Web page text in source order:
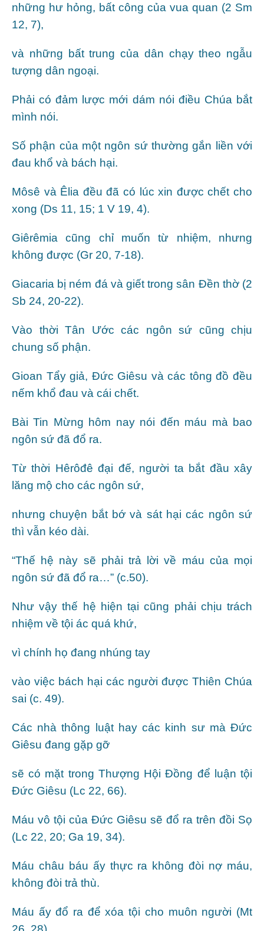
những hư hỏng, bất công của vua quan (2 Sm
12, 7),
và những bất trung của dân chạy theo ngẫu
tượng dân ngoại.
Phải có đảm lược mới dám nói điều Chúa bắt
mình nói.
Số phận của một ngôn sứ thường gắn liền với
đau khổ và bách hại.
Môsê và Êlia đều đã có lúc xin được chết cho
xong (Ds 11, 15; 1 V 19, 4).
Giêrêmia cũng chỉ muốn từ nhiệm, nhưng
không được (Gr 20, 7-18).
Giacaria bị ném đá và giết trong sân Đền thờ (2
Sb 24, 20-22).
Vào thời Tân Ước các ngôn sứ cũng chịu
chung số phận.
Gioan Tẩy giả, Đức Giêsu và các tông đồ đều
nếm khổ đau và cái chết.
Bài Tin Mừng hôm nay nói đến máu mà bao
ngôn sứ đã đổ ra.
Từ thời Hêrôđê đại đế, người ta bắt đầu xây
lăng mộ cho các ngôn sứ,
nhưng chuyện bắt bớ và sát hại các ngôn sứ
thì vẫn kéo dài.
“Thế hệ này sẽ phải trả lời về máu của mọi
ngôn sứ đã đổ ra…” (c.50).
Như vậy thế hệ hiện tại cũng phải chịu trách
nhiệm về tội ác quá khứ,
vì chính họ đang nhúng tay
vào việc bách hại các người được Thiên Chúa
sai (c. 49).
Các nhà thông luật hay các kinh sư mà Đức
Giêsu đang gặp gỡ
sẽ có mặt trong Thượng Hội Đồng để luận tội
Đức Giêsu (Lc 22, 66).
Máu vô tội của Đức Giêsu sẽ đổ ra trên đồi Sọ
(Lc 22, 20; Ga 19, 34).
Máu châu báu ấy thực ra không đòi nợ máu,
không đòi trả thù.
Máu ấy đổ ra để xóa tội cho muôn người (Mt